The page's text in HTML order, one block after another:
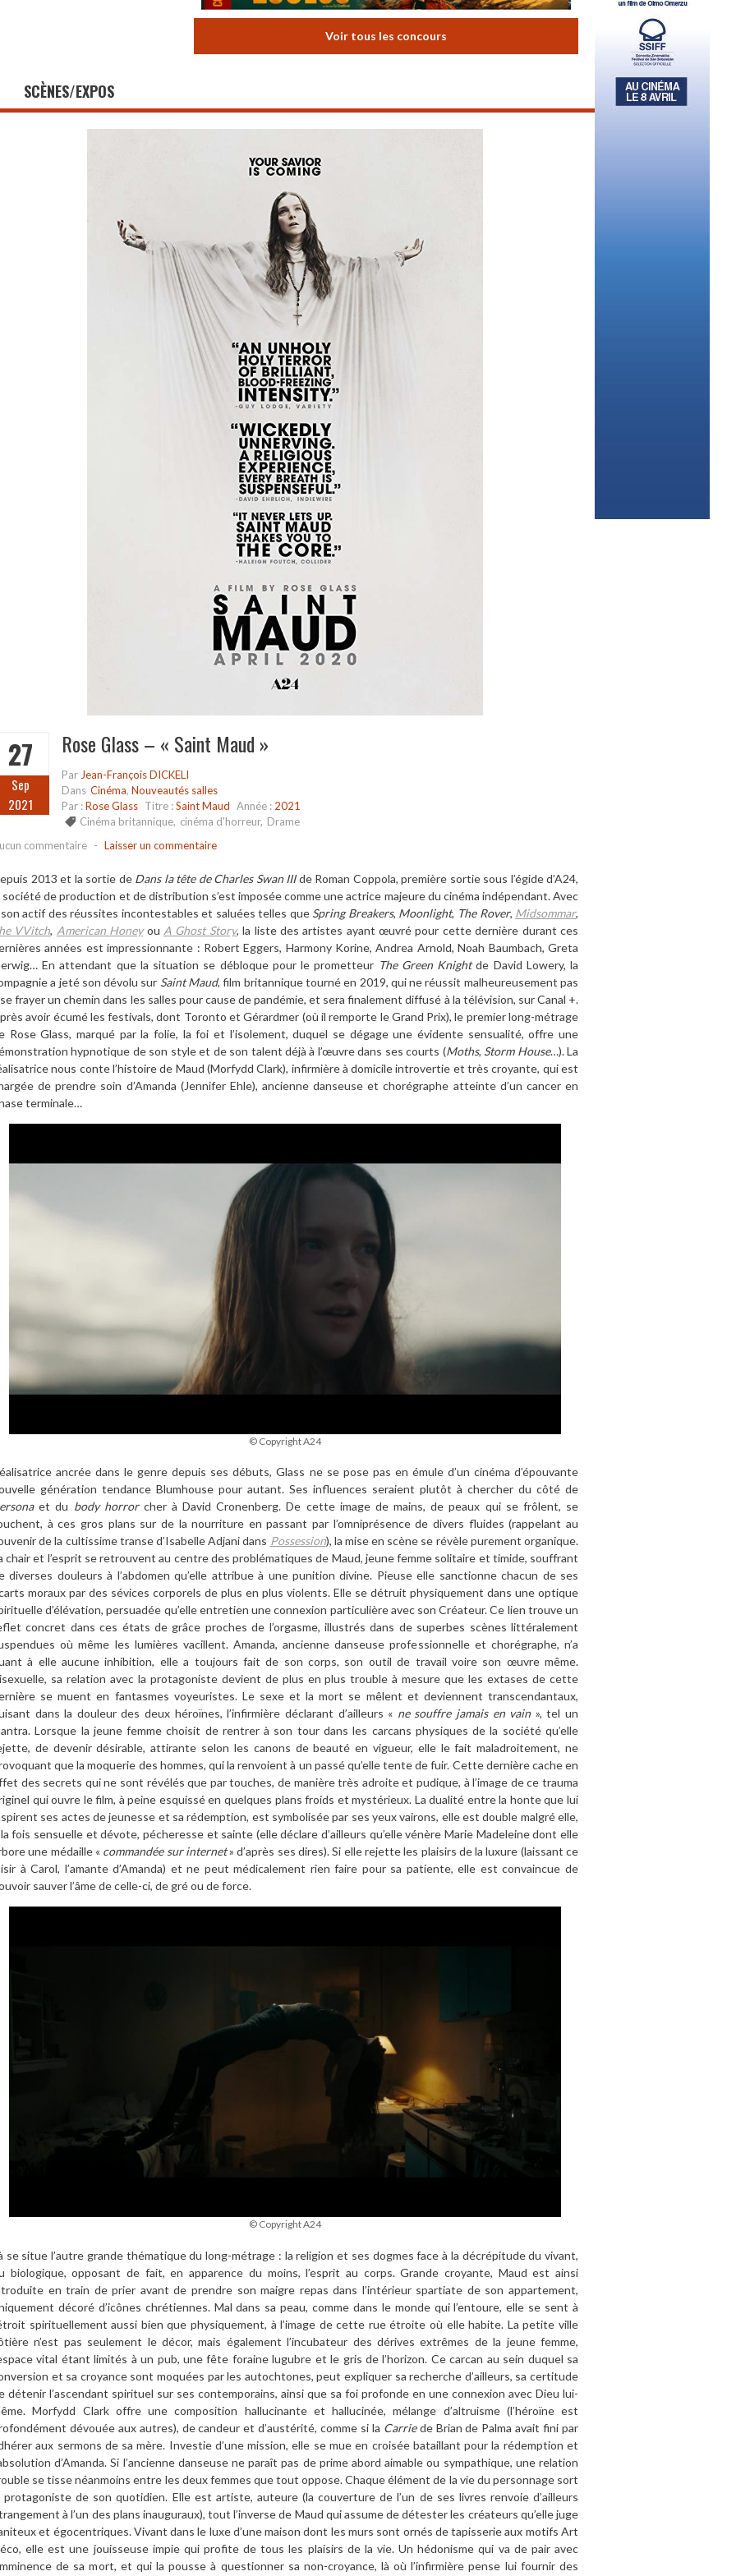
Voir tous les concours
SCÈNES/EXPOS
27
Sep
2021
Rose Glass – « Saint Maud »
Par Jean-François DICKELI
Dans Cinéma, Nouveautés salles
Par :Rose Glass Titre :Saint Maud Année : 2021
Cinéma britannique, cinéma d'horreur, Drame
commentaire - Laisser un commentaire
2013 et la sortie deDans la tête de Charles Swan IIIde Roman Coppola, première sortie sous l’égide d’A24,
société de production et de distribution s’est imposée comme une actrice majeure du cinéma indépendant. Avec
actif des réussites incontestables et saluées telles que Spring Breakers, Moonlight, The Rover, Midsommar,
VVitch, American Honeyou A Ghost Story, la liste des artistes ayant œuvré pour cette dernière durant ces
années est impressionnante : Robert Eggers, Harmony Korine, Andrea Arnold, Noah Baumbach, Greta
En attendant que la situation se débloque pour le prometteur The Green Knightde David Lowery, la
a jeté son dévolu sur Saint Maud, film britannique tourné en 2019, qui ne réussit malheureusement pas
frayer un chemin dans les salles pour cause de pandémie, et sera finalement diffusé à la télévision, sur Canal +.
avoir écumé les festivals, dont Toronto et Gérardmer (où il remporte le Grand Prix), le premier long-métrage
Rose Glass, marqué par la folie, la foi et l’isolement, duquel se dégage une évidente sensualité, offre une
hypnotique de son style et de son talent déjà à l’œuvre dans ses courts (Moths, Storm House…). La
nous conte l’histoire de Maud (Morfydd Clark), infirmière à domicile introvertie et très croyante, qui est
de prendre soin d’Amanda (Jennifer Ehle), ancienne danseuse et chorégraphe atteinte d’un cancer en
terminale…
© Copyright A24
ancrée dans le genre depuis ses débuts, Glass ne se pose pas en émule d’un cinéma d’épouvante
génération tendance Blumhouse pour autant. Ses influences seraient plutôt à chercher du côté de
et du body horrorcher à David Cronenberg. De cette image de mains, de peaux qui se frôlent, se
à ces gros plans sur de la nourriture en passant par l’omniprésence de divers fluides (rappelant au
de la cultissime transe d’Isabelle Adjani dans Possession), la mise en scène se révèle purement organique.
chair et l’esprit se retrouvent au centre des problématiques de Maud, jeune femme solitaire et timide, souffrant
diverses douleurs à l’abdomen qu’elle attribue à une punition divine. Pieuse elle sanctionne chacun de ses
moraux par des sévices corporels de plus en plus violents. Elle se détruit physiquement dans une optique
d’élévation, persuadée qu’elle entretien une connexion particulière avec son Créateur. Ce lien trouve un
concret dans ces états de grâce proches de l’orgasme, illustrés dans de superbes scènes littéralement
où même les lumières vacillent. Amanda, ancienne danseuse professionnelle et chorégraphe, n’a
à elle aucune inhibition, elle a toujours fait de son corps, son outil de travail voire son œuvre même.
sa relation avec la protagoniste devient de plus en plus trouble à mesure que les extases de cette
se muent en fantasmes voyeuristes. Le sexe et la mort se mêlent et deviennent transcendantaux,
dans la douleur des deux héroïnes, l’infirmière déclarant d’ailleurs « ne souffre jamais en vain», tel un
Lorsque la jeune femme choisit de rentrer à son tour dans les carcans physiques de la société qu’elle
de devenir désirable, attirante selon les canons de beauté en vigueur, elle le fait maladroitement, ne
que la moquerie des hommes, qui la renvoient à un passé qu’elle tente de fuir. Cette dernière cache en
des secrets qui ne sont révélés que par touches, de manière très adroite et pudique, à l’image de ce trauma
qui ouvre le film, à peine esquissé en quelques plans froids et mystérieux. La dualité entre la honte que lui
ses actes de jeunesse et sa rédemption, est symbolisée par ses yeux vairons, elle est double malgré elle,
fois sensuelle et dévote, pécheresse et sainte (elle déclare d’ailleurs qu’elle vénère Marie Madeleine dont elle
une médaille « commandée sur internet» d’après ses dires). Si elle rejette les plaisirs de la luxure (laissant ce
à Carol, l’amante d’Amanda) et ne peut médicalement rien faire pour sa patiente, elle est convaincue de
sauver l’âme de celle-ci, de gré ou de force.
© Copyright A24
se situe l’autre grande thématique du long-métrage : la religion et ses dogmes face à la décrépitude du vivant,
biologique, opposant de fait, en apparence du moins, l’esprit au corps. Grande croyante, Maud est ainsi
en train de prier avant de prendre son maigre repas dans l’intérieur spartiate de son appartement,
décoré d’icônes chrétiennes. Mal dans sa peau, comme dans le monde qui l’entoure, elle se sent à
spirituellement aussi bien que physiquement, à l’image de cette rue étroite où elle habite. La petite ville
n’est pas seulement le décor, mais également l’incubateur des dérives extrêmes de la jeune femme,
vital étant limités à un pub, une fête foraine lugubre et le gris de l’horizon. Ce carcan au sein duquel sa
et sa croyance sont moquées par les autochtones, peut expliquer sa recherche d’ailleurs, sa certitude
détenir l’ascendant spirituel sur ses contemporains, ainsi que sa foi profonde en une connexion avec Dieu lui-
Morfydd Clark offre une composition hallucinante et hallucinée, mélange d’altruisme (l’héroïne est
dévouée aux autres), de candeur et d’austérité, comme si la Carriede Brian de Palma avait fini par
aux sermons de sa mère. Investie d’une mission, elle se mue en croisée bataillant pour la rédemption et
d’Amanda. Si l’ancienne danseuse ne paraît pas de prime abord aimable ou sympathique, une relation
se tisse néanmoins entre les deux femmes que tout oppose. Chaque élément de la vie du personnage sort
protagoniste de son quotidien. Elle est artiste, auteure (la couverture de l’un de ses livres renvoie d’ailleurs
à l’un des plans inauguraux), tout l’inverse de Maud qui assume de détester les créateurs qu’elle juge
et égocentriques. Vivant dans le luxe d’une maison dont les murs sont ornés de tapisserie aux motifs Art
elle est une jouisseuse impie qui profite de tous les plaisirs de la vie. Un hédonisme qui va de pair avec
de sa mort, et qui la pousse à questionner sa non-croyance, là où l’infirmière pense lui fournir des